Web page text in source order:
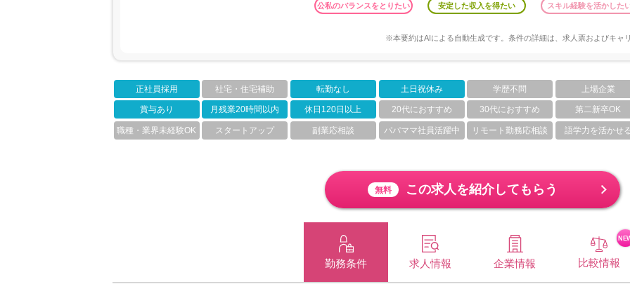
公私のバランスをとりたい 安定した収入を得たい スキル経験を活かした
※本要約はAIによる自動生成です。条件の詳細は、求人票およびキャ
正社員採用 社宅・住宅補助 転勤なし 土日祝休み 学歴不問 上場企業
賞与あり 月残業20時間以内 休日120日以上 20代におすすめ 30代におすすめ 第二新卒OK
職種・業界未経験OK スタートアップ 副業応相談 パパママ社員活躍中 リモート勤務応相談 語学力を活かせ
無料 この求人を紹介してもらう
勤務条件 求人情報 企業情報 比較情報